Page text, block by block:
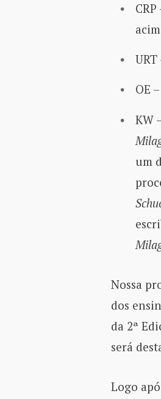
URT
OE
KW
um
Nossa
dos
da 2ª
será
Logo